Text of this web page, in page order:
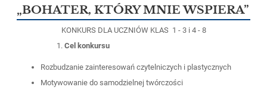
„BOHATER, KTÓRY MNIE WSPIERA”
KONKURS DLA UCZNIÓW KLAS 1 - 3 i 4 - 8
Cel konkursu
Rozbudzanie zainteresowań czytelniczych i plastycznych
Motywowanie do samodzielnej twórczości